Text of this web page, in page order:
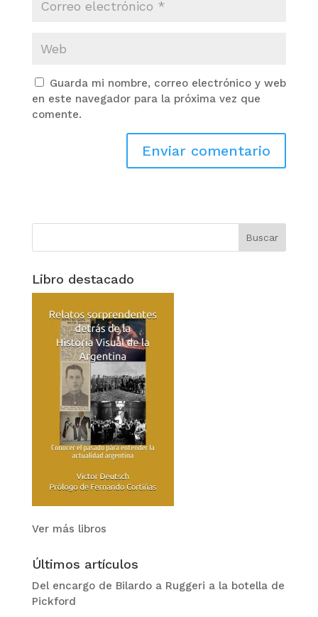
Guarda mi nombre, correo electrónico y web
en este navegador para la próxima vez que
comente.
Libro destacado
Ver más libros
Últimos artículos
Del encargo de Bilardo a Ruggeri a la botella de
Pickford